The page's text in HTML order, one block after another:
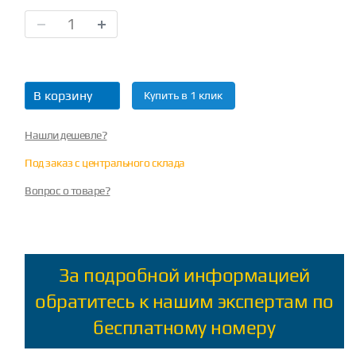
В корзину Купить в 1 клик
Нашли дешевле?
Под заказ с центрального склада
Вопрос о товаре?
За подробной информацией
обратитесь к нашим экспертам по
бесплатному номеру